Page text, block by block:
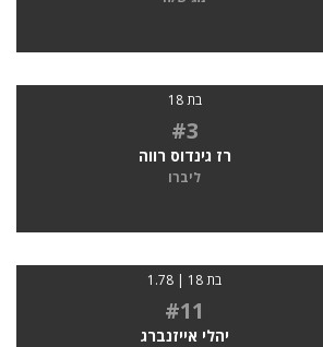
בת 18
#3
רז גינדוס רווה
ליברו
בת 18 | 1.78
#11
יהלי אייזנברג